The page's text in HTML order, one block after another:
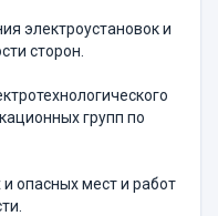
электроустановок и
сторон.
групп по
опасных мест и работ